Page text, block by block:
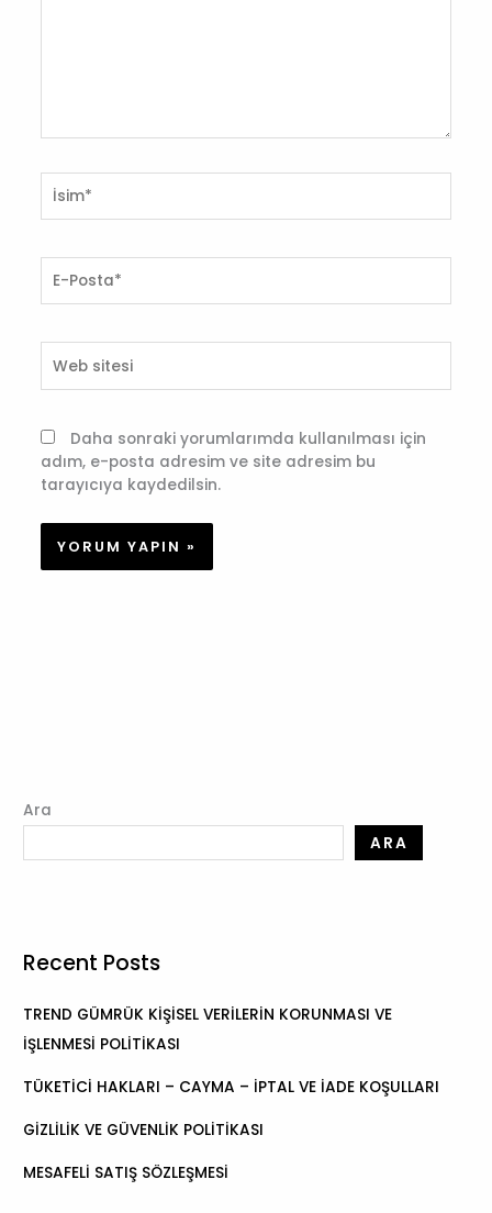
Posta*
sitesi
Daha sonraki yorumlarımda kullanılması için
adım, e-posta adresim ve site adresim bu
tarayıcıya kaydedilsin.
Ara
ARA
Recent Posts
TREND GÜMRÜK KİŞİSEL VERİLERİN KORUNMASI VE
İŞLENMESİ POLİTİKASI
TÜKETİCİ HAKLARI – CAYMA – İPTAL VE İADE KOŞULLARI
GİZLİLİK VE GÜVENLİK POLİTİKASI
MESAFELİ SATIŞ SÖZLEŞMESİ